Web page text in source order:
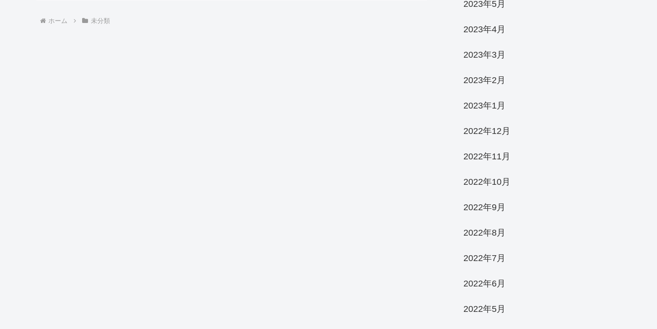
ホーム 未分類
2023年5月
2023年4月
2023年3月
2023年2月
2023年1月
2022年12月
2022年11月
2022年10月
2022年9月
2022年8月
2022年7月
2022年6月
2022年5月